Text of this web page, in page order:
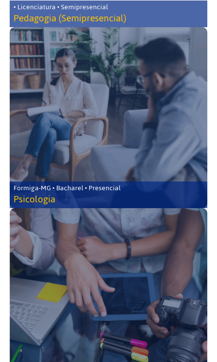
• Licenciatura • Semipresencial
Pedagogia (Semipresencial)
Formiga-MG • Bacharel • Presencial
Psicologia